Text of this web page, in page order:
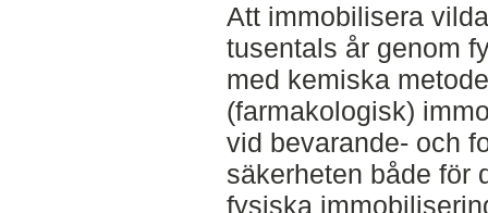
Att immobilisera
tusentals år genom
med kemiska
(farmakologisk)
vid bevarande- och
säkerheten både för
fysiska